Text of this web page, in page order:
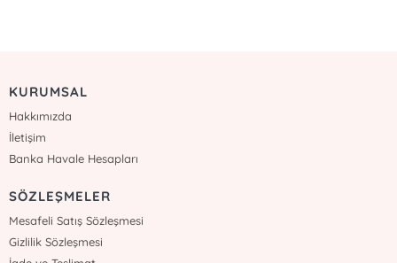
KURUMSAL
Hakkımızda
İletişim
Banka Havale Hesapları
SÖZLEŞMELER
Mesafeli Satış Sözleşmesi
Gizlilik Sözleşmesi